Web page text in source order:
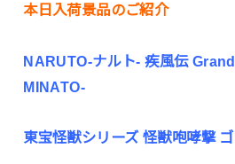
本日入荷景品のご紹介
NARUTO-ナルト- 疾風伝
MINATO-
東宝怪獣シリーズ 怪獣咆哮撃 ゴ